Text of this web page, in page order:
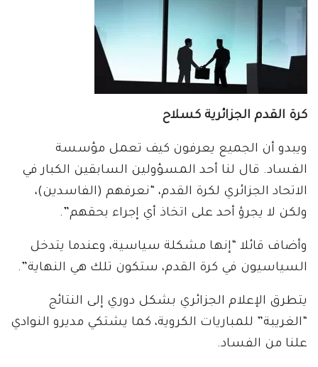
كرة القدم الجزائرية كسلاح
ويبدو أن الجميع يعرفون كيف تعمل مؤسسة
الفساد. قال لنا أحد المسؤولين السابقين الكبار في
الاتحاد الجزائري لكرة القدم، “نعرفهم (الفاسدين)،
ولكن لا يجرؤ أحد على اتخاذ أي إجراء بحقهم”.
وأضاف قائلا “إنها مشكلة سياسية، وعندما يتدخل
السياسيون في كرة القدم، ستكون تلك هي النهاية”.
يتطرق الإعلام الجزائري بشكل دوري إلى النتائج
“الغريبة” للمباريات الكروية، كما يشتكي مديرو النوادي
علنا من الفساد.